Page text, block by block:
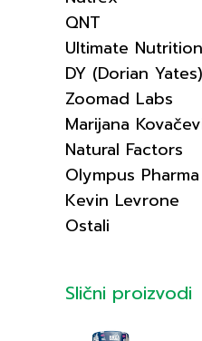
QNT
Ultimate Nutrition
DY (Dorian
Zoomad Labs
Marijana
Natural Factors
Olympus Pharma
Kevin Levrone
Ostali
Slični proizvodi